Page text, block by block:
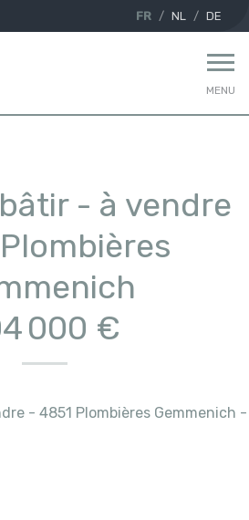
FR NL DE
MENU
- à vendre
000 €